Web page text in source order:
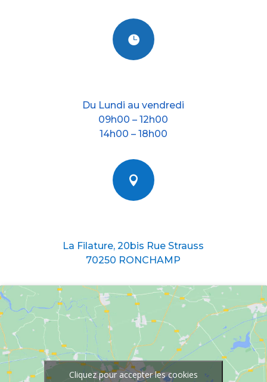

Du Lundi au vendredi
09h00 – 12h00
14h00 – 18h00

La Filature, 20bis Rue Strauss
70250 RONCHAMP
Cliquez pour accepter les cookies